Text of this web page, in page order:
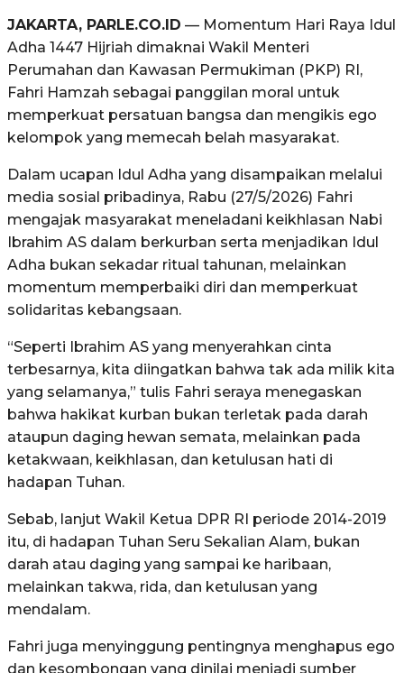
JAKARTA, PARLE.CO.ID — Momentum Hari Raya Idul
Adha 1447 Hijriah dimaknai Wakil Menteri
Perumahan dan Kawasan Permukiman (PKP) RI,
Fahri Hamzah sebagai panggilan moral untuk
memperkuat persatuan bangsa dan mengikis ego
kelompok yang memecah belah masyarakat.
Dalam ucapan Idul Adha yang disampaikan melalui
media sosial pribadinya, Rabu (27/5/2026) Fahri
mengajak masyarakat meneladani keikhlasan Nabi
Ibrahim AS dalam berkurban serta menjadikan Idul
Adha bukan sekadar ritual tahunan, melainkan
momentum memperbaiki diri dan memperkuat
solidaritas kebangsaan.
“Seperti Ibrahim AS yang menyerahkan cinta
terbesarnya, kita diingatkan bahwa tak ada milik kita
yang selamanya,” tulis Fahri seraya menegaskan
bahwa hakikat kurban bukan terletak pada darah
ataupun daging hewan semata, melainkan pada
ketakwaan, keikhlasan, dan ketulusan hati di
hadapan Tuhan.
Sebab, lanjut Wakil Ketua DPR RI periode 2014-2019
itu, di hadapan Tuhan Seru Sekalian Alam, bukan
darah atau daging yang sampai ke haribaan,
melainkan takwa, rida, dan ketulusan yang
mendalam.
Fahri juga menyinggung pentingnya menghapus ego
dan kesombongan yang dinilai menjadi sumber